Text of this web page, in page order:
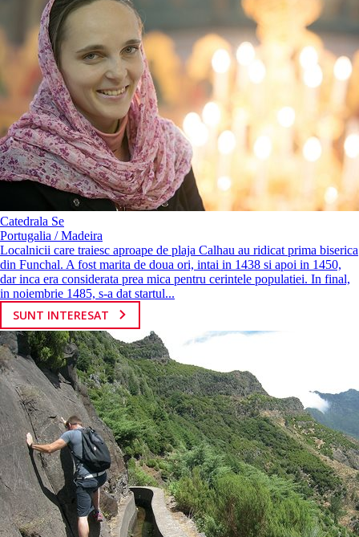
Catedrala Se
Portugalia / Madeira
Localnicii care traiesc aproape de plaja Calhau au ridicat prima biserica
din Funchal. A fost marita de doua ori, intai in 1438 si apoi in 1450,
dar inca era considerata prea mica pentru cerintele populatiei. In final,
in noiembrie 1485, s-a dat startul...
SUNT INTERESAT